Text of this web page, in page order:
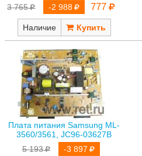
3 765
-2 988 777
Наличие
Плата питания Samsung ML-
3560/3561, JC96-03627B
5 193
-3 897